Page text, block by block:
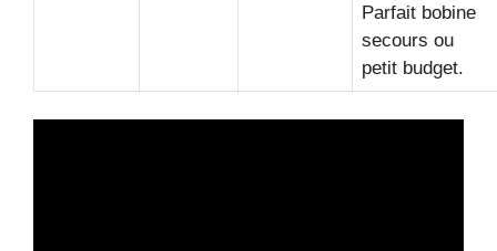
Parfait bobine
secours ou
petit budget.